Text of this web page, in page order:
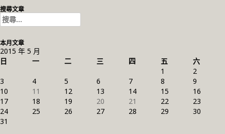
搜尋文章
搜
尋
關
鍵
字:
本月文章
2015 年 5 月
日
一 二 三 四 五
六
1
2
3
4 5 6 7 8
9
10
11 12 13 14 15
16
17
18 19 20 21 22
23
24
25 26 27 28 29
30
31